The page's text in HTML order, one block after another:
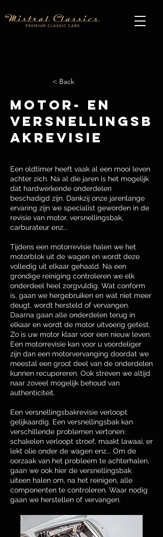
< Back
Motor- en
versnellingsb
akrevisie
Een oldtimer heeft vaak al een mooi leven
achter zich. Na al die jaren is het mogelijk
dat hardwerkende onderdelen
beschadigd zijn. Dankzij onze jarenlange
ervaring zijn we specialist geworden in de
revisie van motor, versnellingsbak,
carburateur enz...
Tijdens een motorrevisie halen we het
motorblok uit de wagen en wordt deze
volledig uit elkaar gehaald. Na een
grondige reiniging controleren we elk
onderdeel heel zorgvuldig. Wat conform
is, gaan we hergebruiken en wat niet meer
deugt, wordt hersteld of vervangen.
Daarna gaan alle onderdelen terug in
elkaar en wordt de motor uitvoerig getest.
Zo is uw motor klaar voor een nieuw leven.
Een motorrevisie kan voor u voordeliger
zijn dan een motorvervanging doordat we
meestal een groot deel van de onderdelen
kunnen recupereren. Ook streven we altijd
naar zoveel mogelijk behoud van
authenticiteit.
Een versnellingsbakrevisie verloopt
gelijkaardig. Een versnellingsbak kan
verschillende problemen vertonen:
schakelen verloopt stroef, maakt lawaai, er
lekt olie onder de wagen enz... Om de
oorzaak van het probleem te achterhalen,
gaan we ook hier de versnellingsbak
uiteen halen om, na het reinigen, alle
componenten te controleren. Waar nodig
gaan we herstellen of vervangen.